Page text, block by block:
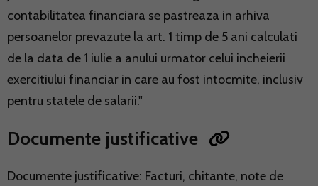
contabilitatea financiara se pastreaza in arhiva
persoanelor prevazute la art. 1 timp de 5 ani calculati
de la data de 1 iulie a anului urmator celui incheierii
exercitiului financiar in care au fost intocmite, inclusiv
pentru statele de salarii."
Documente justificative
Documente justificative: Facturi, chitante, note de